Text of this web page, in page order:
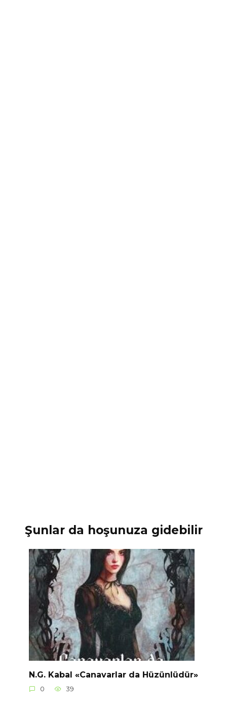
Şunlar da hoşunuza gidebilir
N.G. Kabal «Canavarlar da Hüzünlüdür»
0 39